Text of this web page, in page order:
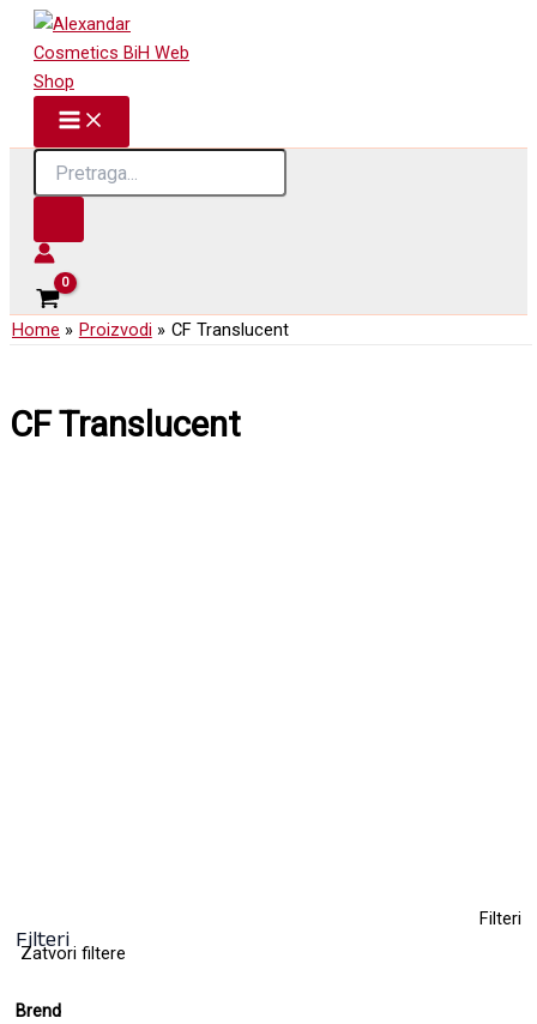
Skip
content
Products
search
Home Proizvodi CF Translucent
Filteri
Filteri
Zatvori filtere
Brend
CF Translucent